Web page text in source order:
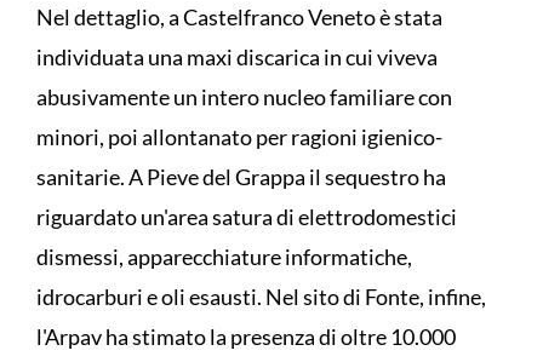
Nel dettaglio, a Castelfranco Veneto è stata
individuata una maxi discarica in cui viveva
abusivamente un intero nucleo familiare con
minori, poi allontanato per ragioni igienico-
sanitarie. A Pieve del Grappa il sequestro ha
riguardato un'area satura di elettrodomestici
dismessi, apparecchiature informatiche,
idrocarburi e oli esausti. Nel sito di Fonte, infine,
l'Arpav ha stimato la presenza di oltre 10.000